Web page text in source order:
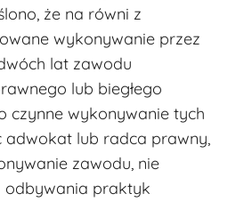
że na równi z
wykonywanie przez
lat zawodu
lub biegłego
czynne wykonywanie tych
adwokat lub radca prawny,
zawodu, nie
odbywania praktyk